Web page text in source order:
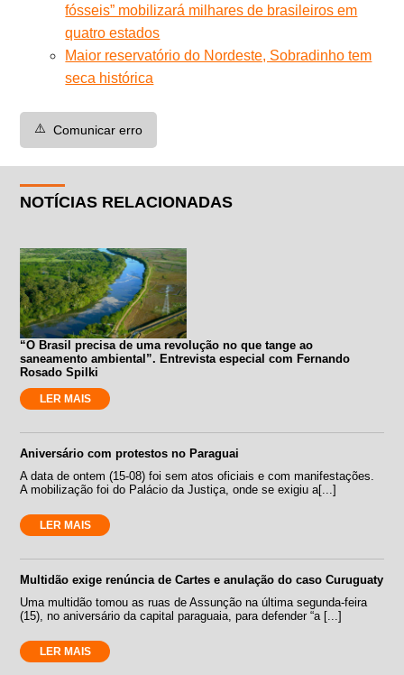
fósseis” mobilizará milhares de brasileiros em
quatro estados
Maior reservatório do Nordeste, Sobradinho tem
seca histórica
⚠️ Comunicar erro
NOTÍCIAS RELACIONADAS
“O Brasil precisa de uma revolução no que tange ao
saneamento ambiental”. Entrevista especial com Fernando
Rosado Spilki
LER MAIS
Aniversário com protestos no Paraguai
A data de ontem (15-08) foi sem atos oficiais e com manifestações.
A mobilização foi do Palácio da Justiça, onde se exigiu a[...]
LER MAIS
Multidão exige renúncia de Cartes e anulação do caso Curuguaty
Uma multidão tomou as ruas de Assunção na última segunda-feira
(15), no aniversário da capital paraguaia, para defender “a [...]
LER MAIS